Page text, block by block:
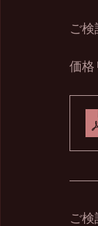
ご
価格
ご